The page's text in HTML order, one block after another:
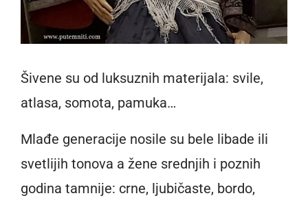
Šivene su od luksuznih materijala: svile,
atlasa, somota, pamuka…
Mlađe generacije nosile su bele libade ili
svetlijih tonova a žene srednjih i poznih
godina tamnije: crne, ljubičaste, bordo,